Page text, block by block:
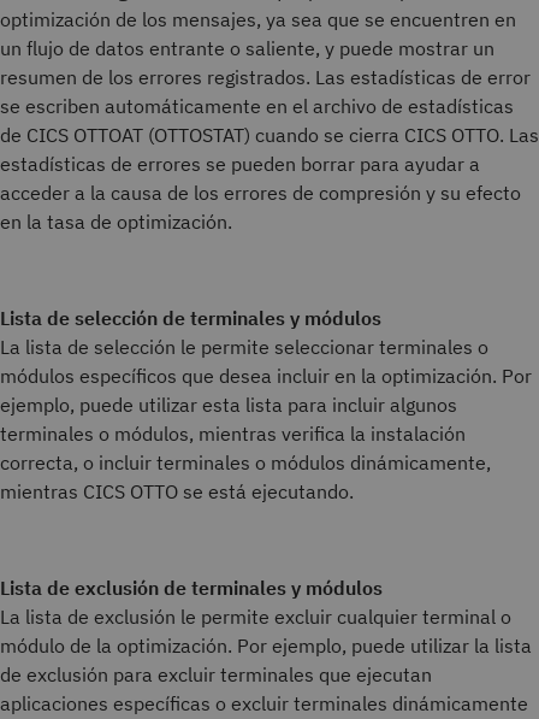
optimización de los mensajes, ya sea que se encuentren en
un flujo de datos entrante o saliente, y puede mostrar un
resumen de los errores registrados. Las estadísticas de error
se escriben automáticamente en el archivo de estadísticas
de CICS OTTOAT (OTTOSTAT) cuando se cierra CICS OTTO. Las
estadísticas de errores se pueden borrar para ayudar a
acceder a la causa de los errores de compresión y su efecto
en la tasa de optimización.
Lista de selección de terminales y módulos
La lista de selección le permite seleccionar terminales o
módulos específicos que desea incluir en la optimización. Por
ejemplo, puede utilizar esta lista para incluir algunos
terminales o módulos, mientras verifica la instalación
correcta, o incluir terminales o módulos dinámicamente,
mientras CICS OTTO se está ejecutando.
Lista de exclusión de terminales y módulos
La lista de exclusión le permite excluir cualquier terminal o
módulo de la optimización. Por ejemplo, puede utilizar la lista
de exclusión para excluir terminales que ejecutan
aplicaciones específicas o excluir terminales dinámicamente